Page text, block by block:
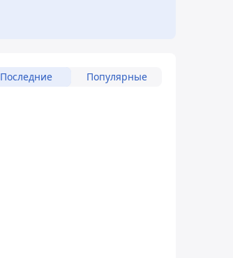
Последние Популярные